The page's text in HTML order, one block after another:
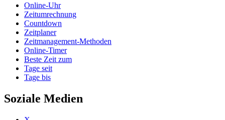
Online-Uhr
Zeitumrechnung
Countdown
Zeitplaner
Zeitmanagement-Methoden
Online-Timer
Beste Zeit zum
Tage seit
Tage bis
Soziale Medien